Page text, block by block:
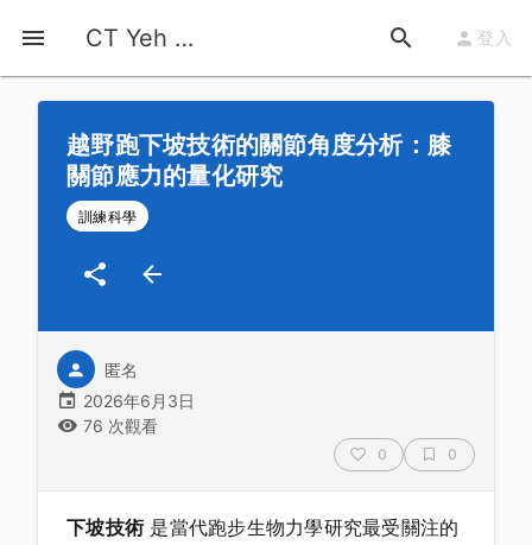
CT Yeh 公路車基地 登入
首頁 運動知識
越野跑下坡技術的關節角度分析：膝
關節應力的量化研究
訓練科學
匿名
2026年6月3日
76 次觀看
0 0
下坡技術 是當代跑步生物力學研究最受關注的